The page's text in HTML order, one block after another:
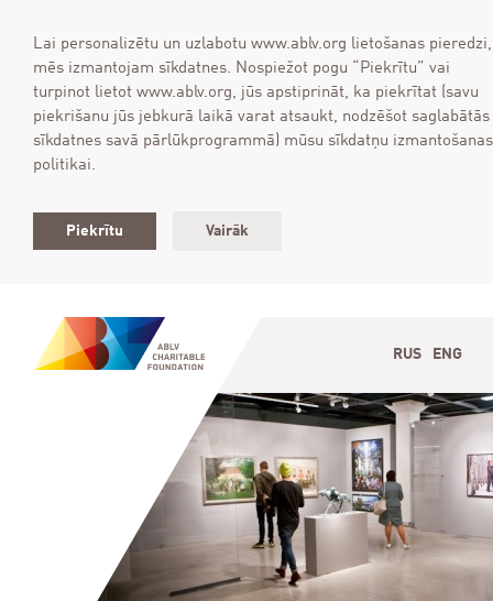
Lai personalizētu un uzlabotu www.ablv.org lietošanas pieredzi,
mēs izmantojam sīkdatnes. Nospiežot pogu “Piekrītu” vai
turpinot lietot www.ablv.org, jūs apstiprināt, ka piekrītat (savu
piekrišanu jūs jebkurā laikā varat atsaukt, nodzēšot saglabātās
sīkdatnes savā pārlūkprogrammā) mūsu sīkdatņu izmantošanas
politikai.
Piekrītu Vairāk
RUS ENG